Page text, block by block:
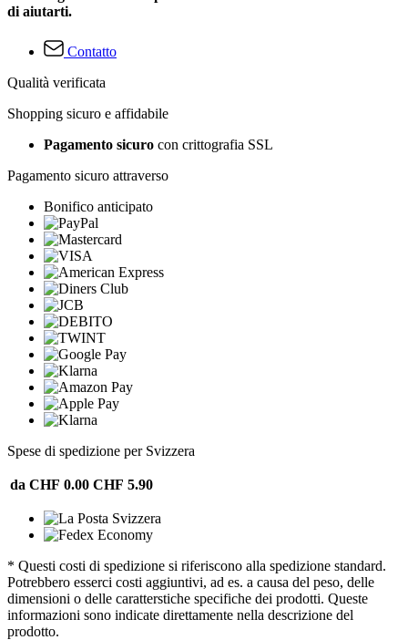
di aiutarti.
Contatto
Qualità verificata
Shopping sicuro e affidabile
Pagamento sicuro con crittografia SSL
Pagamento sicuro attraverso
Bonifico anticipato
Spese di spedizione per Svizzera
da CHF 0.00 CHF 5.90
* Questi costi di spedizione si riferiscono alla spedizione standard.
Potrebbero esserci costi aggiuntivi, ad es. a causa del peso, delle
dimensioni o delle caratterstiche specifiche dei prodotti. Queste
informazioni sono indicate direttamente nella descrizione del
prodotto.